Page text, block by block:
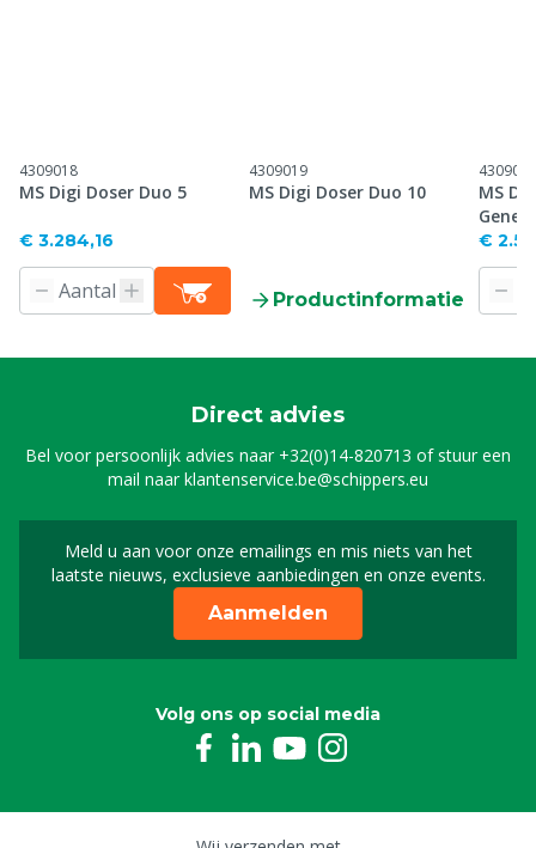
4309018
MS Digi Doser Duo 5
€ 3.284,16
4309019
MS Digi Doser Duo 10
Productinformatie
4309026
MS
€
Direct advies
Bel voor persoonlijk advies naar +32(0)14-820713 of stuur een
mail naarklantenservice.be@schippers.eu
Meld u aan voor onze emailings en mis niets van het
laatste nieuws, exclusieve aanbiedingen en onze events.
Meld u aan voor onze
Aanmelden
Volg ons op social media